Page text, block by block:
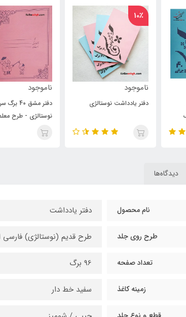
ناموجود
دفتر مشق 40 برگ سری
دانش‌آموز جلد صورتی
ناموجود
دفتر مشق 40
نوستالژی - طرح
دیدگاه‌ها
نام محصول دفتر یادداشت
طرح روی جلد طرح قدیم (نوستالژی) فارسی
تعداد صفحه 96 برگ
زمینه کاغذ سفید خط دار